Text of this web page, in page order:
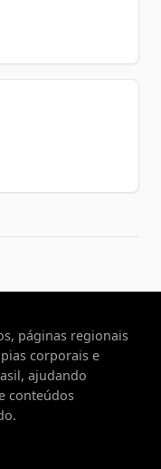
páginas regionais
corporais e
ajudando
conteúdos